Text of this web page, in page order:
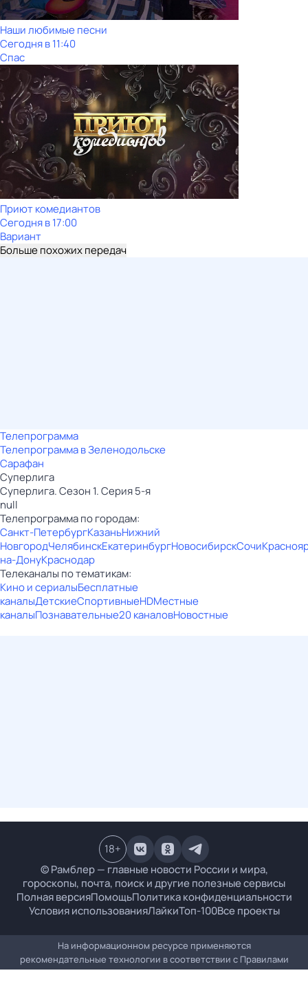
Наши любимые песни
Сегодня в 11:40
Спас
Приют комедиантов
Сегодня в 17:00
Вариант
Больше похожих передач
Телепрограмма
Телепрограмма в Зеленодольске
Сарафан
Суперлига
Суперлига. Сезон 1. Серия 5-я
null
Телепрограмма по городам:
Санкт-ПетербургКазаньНижний
НовгородЧелябинскЕкатеринбургНовосибирскСочи
на-ДонуКраснодар
Телеканалы по тематикам:
Кино и сериалыБесплатные
каналыДетскиеСпортивныеHDМестные
каналыПознавательные20 каналовНовостные
© Рамблер — главные новости России и мира,
гороскопы, почта, поиск и другие полезные сервисы
Полная версияПомощьПолитика конфиденциальности
Условия использованияЛайкиТоп-100Все проекты
18+
На информационном ресурсе применяются
рекомендательные технологии в соответствии с Правилами